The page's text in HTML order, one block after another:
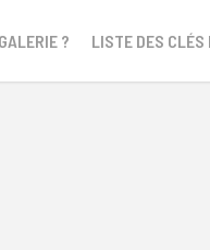
? LISTE DES CLÉS